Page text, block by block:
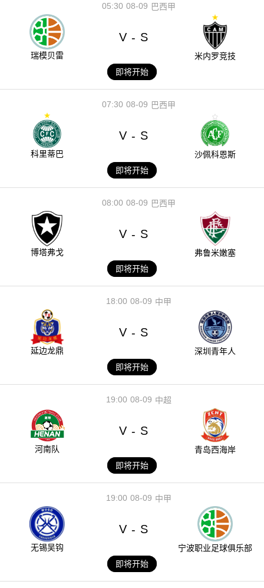
08-09
05:30 巴西甲
瑞模贝雷
V - S
米内罗竞技
即将开始
08-09
07:30 巴西甲
科里蒂巴
V - S
沙佩科恩斯
即将开始
08-09
08:00 巴西甲
博塔弗戈
V - S
弗鲁米嫩塞
即将开始
08-09
18:00 中甲
延边龙鼎
V - S
深圳青年人
即将开始
08-09
19:00 中超
河南队
V - S
青岛西海岸
即将开始
08-09
19:00 中甲
无锡吴钩
V - S
宁波职业足球俱乐部
即将开始